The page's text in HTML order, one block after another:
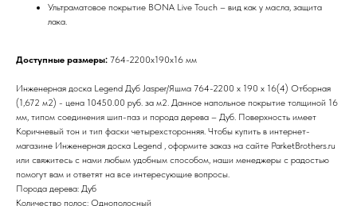
Ультраматовое покрытие BONA Live Touch – вид как у масла, защита
лака.
Доступные размеры: 764-2200х190х16 мм
Инженерная доска Legend Дуб Jasper/Яшма 764-2200 х 190 х 16(4) Отборная
(1,672 м2) - цена 10450.00 руб. за м2. Данное напольное покрытие толщиной 16
мм, типом соединения шип-паз и порода дерева – Дуб. Поверхность имеет
Коричневый тон и тип фаски четырехсторонняя. Чтобы купить в интернет-
магазине Инженерная доска Legend , оформите заказ на сайте ParketBrothers.ru
или свяжитесь с нами любым удобным способом, наши менеджеры с радостью
помогут вам и ответят на все интересующие вопросы.
Порода дерева: Дуб
Количество полос: Однополосный